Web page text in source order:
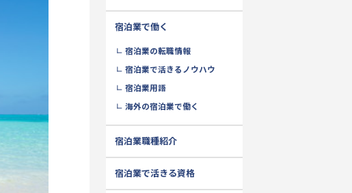
宿泊業で働く
宿泊業の転職情報
宿泊業で活きるノウハウ
宿泊業用語
海外の宿泊業で働く
宿泊業職種紹介
宿泊業で活きる資格